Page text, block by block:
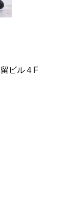
ビル４F